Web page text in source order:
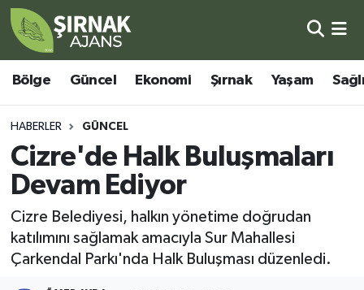
Bölge Güncel Ekonomi Şırnak Yaşam
HABERLER GÜNCEL
Cizre'de Halk Buluşmaları
Devam Ediyor
Cizre Belediyesi, halkın yönetime doğrudan
katılımını sağlamak amacıyla Sur Mahallesi
Çarkendal Parkı'nda Halk Buluşması düzenledi.
Bölge
Güncel
Ekonomi
Şırnak
Sağlık
Şırnak Nöbetçi Eczaneler
Şırnak Hava Durumu
Şirnak Namaz Vakitleri
Şırnak Trafik Yoğunluk Haritası
Süper Lig Puan Durumu ve Fikstür
Tüm Manşetler